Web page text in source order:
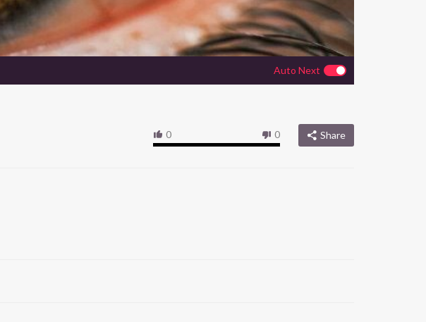
Auto Next
0 0 Share